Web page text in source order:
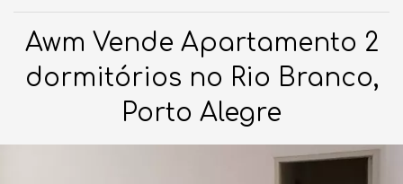
Awm Vende Apartamento 2
dormitórios no Rio Branco,
Porto Alegre